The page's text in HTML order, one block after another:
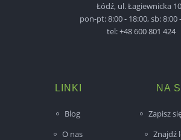
Łódź, ul. Łagiewnicka
pon-pt: 8:00 - 18:00, sb: 8:00
tel:+48 600 801 424
LINKI
Blog
O nas
NA
Zapisz
Znajdź